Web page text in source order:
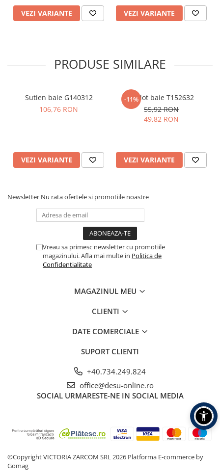
VEZI VARIANTE VEZI VARIANTE
PRODUSE SIMILARE
Sutien baie G140312
106,76 RON
VEZI VARIANTE
-11%
Chilot baie T152632
55,92 RON
49,82 RON
VEZI VARIANTE
Newsletter Nu rata ofertele si promotiile noastre
Vreau sa primesc newsletter cu promotiile
magazinului. Afla mai multe in Politica de
Confidentialitate
MAGAZINUL MEU
CLIENTI
DATE COMERCIALE
SUPORT CLIENTI
+40.734.249.824
office@desu-online.ro
SOCIAL URMARESTE-NE IN SOCIAL MEDIA
©Copyright VICTORIA ZARCOM SRL 2026 Platforma E-commerce by
Gomag